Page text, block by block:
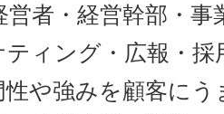
営者・経営幹部・事
ィング・広報・採
性や強みを顧客に